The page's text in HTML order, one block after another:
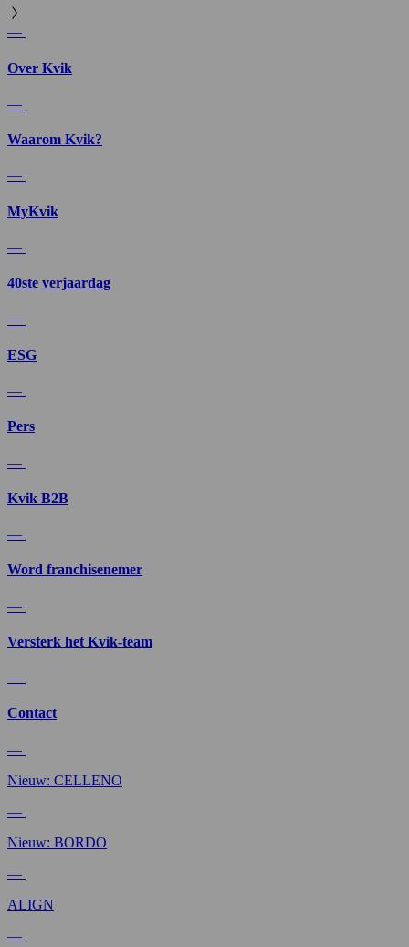
—
Over Kvik
—
Waarom Kvik?
—
MyKvik
—
40ste verjaardag
—
ESG
—
Pers
—
Kvik B2B
—
Word franchisenemer
—
Versterk het Kvik-team
—
Contact
—
Nieuw: CELLENO
—
Nieuw: BORDO
—
ALIGN
—